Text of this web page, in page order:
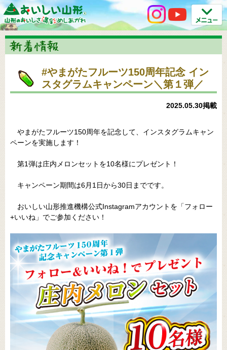
#やまがたフルーツ150周年記念 イン
スタグラムキャンペーン＼第１弾／
2025.05.30掲載
やまがたフルーツ150周年を記念して、インスタグラムキャン
ペーンを実施します！
第1弾は庄内メロンセットを10名様にプレゼント！
キャンペーン期間は6月1日から30日までです。
おいしい山形推進機構公式Instagramアカウントを「フォロー
+いいね」でご参加ください！